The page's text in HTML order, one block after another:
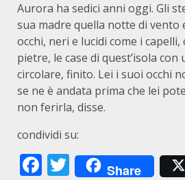
Aurora ha sedici anni oggi. Gli
sua madre quella notte di vento
occhi, neri e lucidi come i
pietre, le case di quest’isola
circolare, finito. Lei i suoi occhi
se ne è andata prima che lei
non ferirla, disse.
condividi su:
Facebook
Twitter
Share